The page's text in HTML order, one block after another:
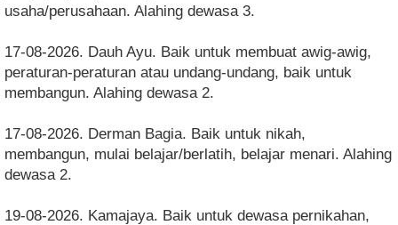
usaha/perusahaan. Alahing dewasa 3.
17-08-2026. Dauh Ayu. Baik untuk membuat awig-awig,
peraturan-peraturan atau undang-undang, baik untuk
membangun. Alahing dewasa 2.
17-08-2026. Derman Bagia. Baik untuk nikah,
membangun, mulai belajar/berlatih, belajar menari. Alahing
dewasa 2.
19-08-2026. Kamajaya. Baik untuk dewasa pernikahan,